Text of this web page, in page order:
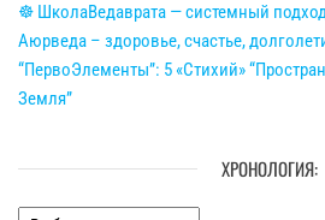
☸ ШколаВедаврата — системный
Аюрведа – здоровье, счастье,
“ПервоЭлементы”: 5 «Стихий»
Земля”
ХРОНОЛОГИЯ: